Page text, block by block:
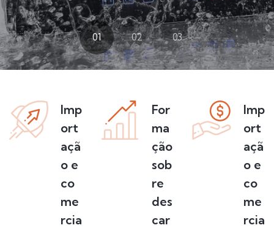
01 02 03
Imp
ort
açã
o e
co
me
rcia
For
ma
ção
sob
re
des
car
Imp
ort
açã
o e
co
me
rcia